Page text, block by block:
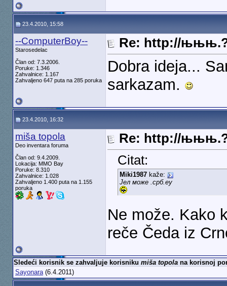
23.4.2010, 15:58
--ComputerBoy--
Starosedelac
Član od: 7.3.2006.
Poruke: 1.346
Zahvalnice: 1.167
Zahvaljeno 647 puta na 285 poruka
Re: http://
Dobra ideja...
sarkazam.
23.4.2010, 16:32
miša topola
Deo inventara foruma
Član od: 9.4.2009.
Lokacija: MMO Bay
Poruke: 8.310
Zahvalnice: 1.028
Zahvaljeno 1.400 puta na 1.155
poruka
Re: http://
Citat:
Miki1987kaže:
Јел може .срб.еу
Ne može. Kako
reče Čeda iz
Sledeći korisnik se zahvaljuje korisniku miša topolana korisnoj
Sayonara(6.4.2011)